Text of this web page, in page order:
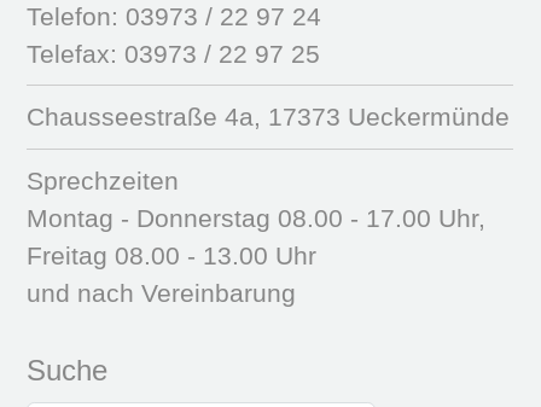
Telefon: 03973 / 22 97 24
Telefax: 03973 / 22 97 25
Chausseestraße 4a, 17373 Ueckermünde
Sprechzeiten
Montag - Donnerstag 08.00 - 17.00 Uhr,
Freitag 08.00 - 13.00 Uhr
und nach Vereinbarung
Suche